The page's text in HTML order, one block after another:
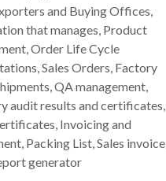
and Buying Offices,
that manages, Product
Order Life Cycle
Sales Orders, Factory
QA management,
audit results and certificates,
Invoicing and
Packing List, Sales invoice,
generator